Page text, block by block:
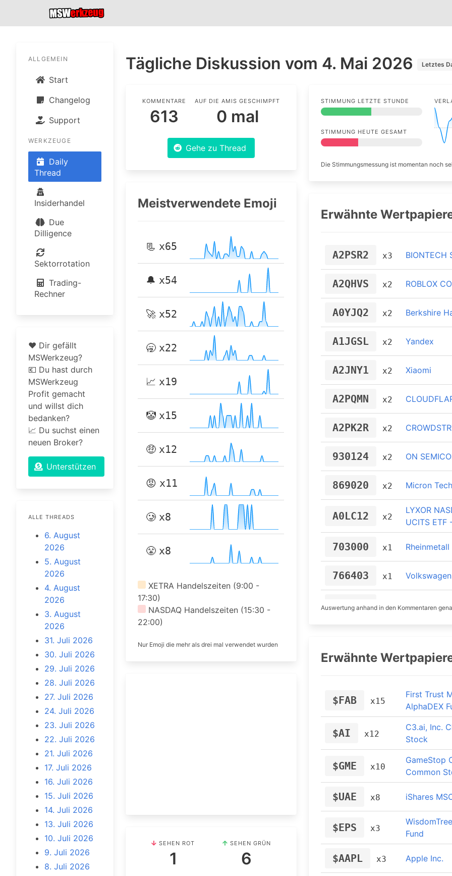
ALLGEMEIN
Start
Changelog
Support
WERKZEUGE
Daily
Thread
Insiderhandel
Due
Dilligence
Sektorrotation
Trading-
Rechner
❤️ Dir gefällt
MSWerkzeug?
💶 Du hast durch
MSWerkzeug
Profit gemacht
und willst dich
bedanken?
📈 Du suchst einen
neuen Broker?
Unterstützen
ALLE THREADS
6. August
2026
5. August
2026
4. August
2026
3. August
2026
31. Juli 2026
30. Juli 2026
29. Juli 2026
28. Juli 2026
27. Juli 2026
24. Juli 2026
23. Juli 2026
22. Juli 2026
21. Juli 2026
17. Juli 2026
16. Juli 2026
15. Juli 2026
14. Juli 2026
13. Juli 2026
10. Juli 2026
9. Juli 2026
8. Juli 2026
Tägliche Diskussion vom 4. Mai 2026 Letztes
KOMMENTARE
613
AUF DIE AMIS GESCHIMPFT
0 mal
Gehe zu Thread
Meistverwendete Emoji
📃 x65
🔔 x54
🚀 x52
🥱 x22
📈 x19
🤡 x15
🤑 x12
😡 x11
🥲 x8
😤 x8
XETRA Handelszeiten (9:00 -
17:30)
NASDAQ Handelszeiten (15:30 -
22:00)
Nur Emoji die mehr als drei mal verwendet wurden
SEHEN ROT
1
SEHEN GRÜN
6
STIMMUNG LETZTE STUNDE
STIMMUNG HEUTE GESAMT
Die Stimmungsmessung ist momentan noch
Erwähnte
A2PSR2 x3 BIONTECH
A2QHVS x2 ROBLOX
A0YJQ2 x2 Berkshire
A1JGSL x2 Yandex
A2JNY1 x2 Xiaomi
A2PQMN x2
A2PK2R x2
930124 x2 ON
869020 x2 Micron
A0LC12 x2
LYXOR
UCITS ETF
703000 x1 Rheinmetall
766403 x1
555200 x1 Deutsche
840400 x1 Allianz
Deutsche
865985 x1 Apple
863186 x1 AMD
852062
645000 LPKF Laser
853292 x1 LVMH
Auswertung anhand in den Kommentaren
Erwähnte
$FAB x15
First Trust
AlphaDEX
$AI x12
C3.ai, Inc.
Stock
$GME x10
GameStop
Common
$UAE x8 iShares
$EPS x3
Fund
$AAPL x3 Apple Inc.